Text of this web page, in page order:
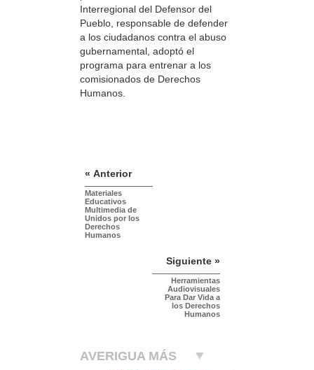
Interregional del Defensor del
Pueblo, responsable de defender
a los ciudadanos contra el abuso
gubernamental, adoptó el
programa para entrenar a los
comisionados de Derechos
Humanos.
« Anterior
Materiales
Educativos
Multimedia de
Unidos por los
Derechos
Humanos
Siguiente »
Herramientas
Audiovisuales
Para Dar Vida a
los Derechos
Humanos
AVERIGUA MÁS